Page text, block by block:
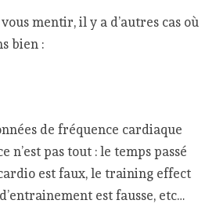
mentir, il y a d’autres cas où
bien :
de fréquence cardiaque
n’est pas tout : le temps passé
est faux, le training effect
est fausse, etc…